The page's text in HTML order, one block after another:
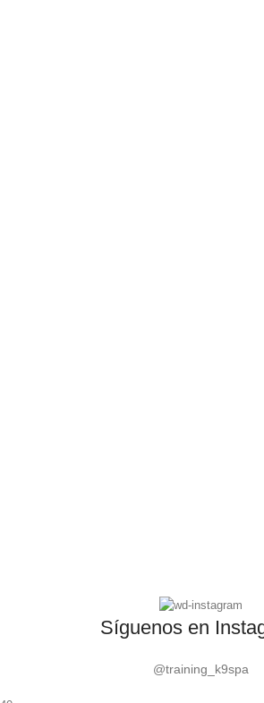
Síguenos en
@training_k9spa